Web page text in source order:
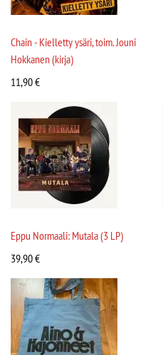
Chain - Kielletty ysäri, toim. Jouni
Hokkanen (kirja)
11,90€
Eppu Normaali: Mutala (3 LP)
39,90€